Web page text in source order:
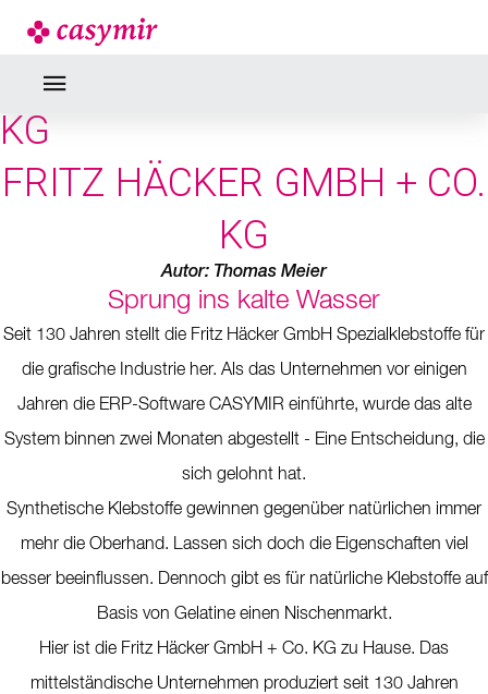
FRITZ HÄCKER GMBH + CO.
KG
FRITZ HÄCKER GMBH + CO.
KG
Autor: Thomas Meier
Sprung ins kalte Wasser
Seit 130 Jahren stellt die Fritz Häcker GmbH Spezialklebstoffe für
die grafische Industrie her. Als das Unternehmen vor einigen
Jahren die ERP-Software CASYMIR einführte, wurde das alte
System binnen zwei Monaten abgestellt - Eine Entscheidung, die
sich gelohnt hat.
Synthetische Klebstoffe gewinnen gegenüber natürlichen immer
mehr die Oberhand. Lassen sich doch die Eigenschaften viel
besser beeinflussen. Dennoch gibt es für natürliche Klebstoffe auf
Basis von Gelatine einen Nischenmarkt.
Hier ist die Fritz Häcker GmbH + Co. KG zu Hause. Das
mittelständische Unternehmen produziert seit 130 Jahren